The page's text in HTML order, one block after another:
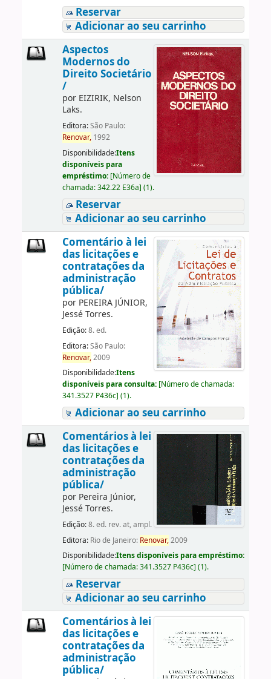
Reservar
Adicionar ao seu carrinho
Aspectos
Modernos do
Direito Societário
/
por EIZIRIK, Nelson
Laks.
Editora:São Paulo:
Renovar,1992
Disponibilidade:Itens
disponíveis para
empréstimo: [Número de
chamada:342.22 E36a] (1).
Reservar
Adicionar ao seu carrinho
Comentário à lei
das licitações e
contratações da
administração
pública/
por PEREIRA JÚNIOR,
Jessé Torres.
Edição:8. ed.
Editora:São Paulo:
Renovar,2009
Disponibilidade:Itens
disponíveis para consulta: [Número de chamada:
341.3527 P436c] (1).
Adicionar ao seu carrinho
Comentários à lei
das licitações e
contratações da
administração
pública/
por Pereira Júnior,
Jessé Torres.
Edição:8. ed. rev. at, ampl.
Editora: Rio de Janeiro: Renovar,2009
Disponibilidade:Itens disponíveis para empréstimo:
[Número de chamada:341.3527 P436c] (1).
Reservar
Adicionar ao seu carrinho
Comentários à lei
das licitações e
contratações da
administração
pública/